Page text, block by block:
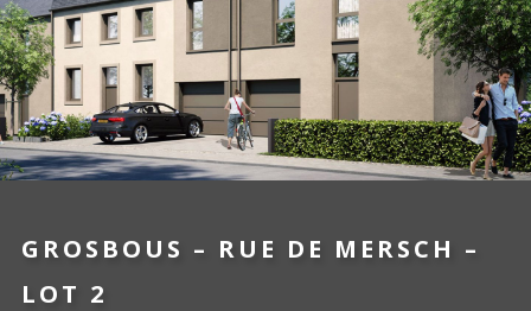
GROSBOUS – RUE DE MERSCH –
LOT 2